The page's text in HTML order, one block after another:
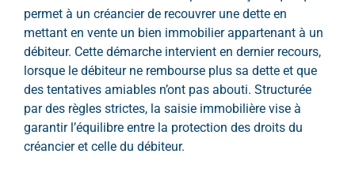
permet à un créancier de recouvrer une dette en
mettant en vente un bien immobilier appartenant à un
débiteur. Cette démarche intervient en dernier recours,
lorsque le débiteur ne rembourse plus sa dette et que
des tentatives amiables n’ont pas abouti. Structurée
par des règles strictes, la saisie immobilière vise à
garantir l’équilibre entre la protection des droits du
créancier et celle du débiteur.